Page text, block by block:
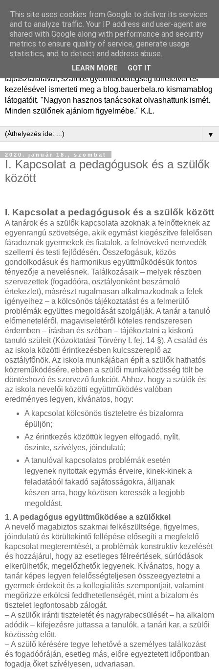
Dr. Bauer Béla Ph.D.
gyermekgyógyász
Dr. Bauer Béla Ph.D. gyermekgyógyász főorvos, 50 éves
tapasztalatával, számos gyermekbetegség tüneteivel és
kezelésével ismerteti meg a blog.bauerbela.ro kismamablog
látogatóit. "Nagyon hasznos tanácsokat olvashattunk ismét.
Minden szülőnek ajánlom figyelmébe." K.L.
▼
2020. január 18., szombat
I. Kapcsolat a pedagógusok és a szülők
között
I. Kapcsolat a pedagógusok és a szülők között
A tanárok és a szülők kapcsolata azoknak a felnőtteknek az
egyenrangú szövetsége, akik egymást kiegészítve felelősen
fáradoznak gyermekek és fiatalok, a felnövekvő nemzedék
szellemi és testi fejlődésén. Összefogásuk, közös
gondolkodásuk és harmonikus együttműködésük fontos
tényezője a nevelésnek. Találkozásaik – melyek részben
szervezettek (fogadóóra, osztályonként beszámoló
értekezlet), másrészt rugalmasan alkalmazkodnak a felek
igényeihez – a kölcsönös tájékoztatást és a felmerülő
problémák együttes megoldását szolgálják. A tanár a tanuló
előmeneteléről, magaviseletéről köteles rendszeresen
érdemben – írásban és szóban – tájékoztatni a kiskorú
tanuló szüleit (Közoktatási Törvény I. fej. 14 §). A család és
az iskola közötti érintkezésben kulcsszereplő az
osztályfőnök. Az iskola munkájában épít a szülők hathatós
közreműködésére, ebben a szülői munkaközösség tölt be
döntéshozó és szervező funkciót. Ahhoz, hogy a szülők és
az iskola nevelői közötti együttműködés valóban
eredményes legyen, kívánatos, hogy:
A kapcsolat kölcsönös tiszteletre és bizalomra
épüljön;
Az érintkezés közöttük legyen elfogadó, nyílt,
őszinte, szívélyes, jóindulatú;
A tanulóval kapcsolatos problémák esetén
legyenek nyitottak egymás érveire, kinek-kinek a
feladatából fakadó sajátosságokra, álljanak
készen arra, hogy közösen keressék a legjobb
megoldást.
1. A pedagógus együttműködése a szülőkkel
A nevelő magabiztos szakmai felkészültsége, figyelmes,
jóindulatú és körültekintő fellépése elősegíti a megfelelő
kapcsolat megteremtését, a problémák konstruktív kezelését
és hozzájárul, hogy az esetleges félreértések, súrlódások
elkerülhetők, megelőzhetők legyenek. Kívánatos, hogy a
tanár képes legyen felelősségteljesen összeegyeztetni a
gyermek érdekeit és a kollegialitás szempontjait, valamint
megőrizze erkölcsi feddhetetlenségét, mint a bizalom és
tisztelet legfontosabb zálogát.
– A szülők iránti tiszteletét és nagyrabecsülését – ha alkalom
adódik – kifejezésre juttassa a tanulók, a tanári kar, a szülői
közösség előtt.
– A szülő kérésére tegye lehetővé a személyes találkozást
és fogadóóráján, esetleg más, előre egyeztetett időpontban
fogadja őket szívélyesen, udvariasan.
This site uses cookies from Google to deliver its services
and to analyze traffic. Your IP address and user-agent are
shared with Google along with performance and security
metrics to ensure quality of service, generate usage
statistics, and to detect and address abuse.
LEARN MORE GOT IT